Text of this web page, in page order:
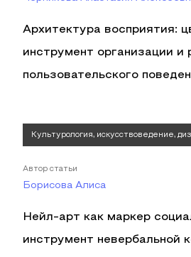
Архитектура восприятия:
инструмент организации и
пользовательского
Культурология, искусствоведение,
Автор статьи
Борисова Алиса
Нейл-арт как маркер
инструмент невербальной